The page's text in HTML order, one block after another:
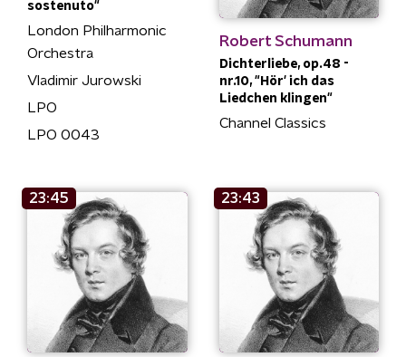
sostenuto"
London Philharmonic
Orchestra
Vladimir Jurowski
LPO
LPO 0043
Robert Schumann
Dichterliebe, op.48 -
nr.10, "Hör' ich das
Liedchen klingen"
Channel Classics
23:45 23:43